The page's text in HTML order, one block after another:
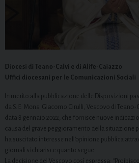
Diocesi di Teano-Calvi e di Alife-Caiazzo
Uffici diocesani per le Comunicazioni Sociali
In merito alla pubblicazione delle Disposizioni
da S. E. Mons. Giacomo Cirulli, Vescovo di
data 8 gennaio 2022, che fornisce nuove
causa del grave peggioramento della situazione
ha suscitato interesse nell’opinione pubblica
giornali si chiarisce quanto segue.
La decisione del Vescovo così espressa: